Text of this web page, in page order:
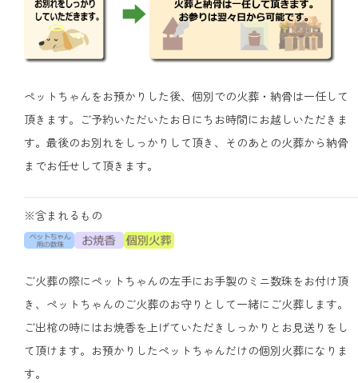
ペットちゃんをお預かりした後、個別での火葬・納骨は一任して
頂きます。ご予約いただいたお日にちお時間にお越しいただきま
す。最後のお別れをしっかりして頂き、そのあとの火葬から納骨
までお任せして頂きます。
※含まれるもの
ご火葬の際にペットちゃんの左手にお手製のミニ数珠をお付け頂
き、ペットちゃんのご火葬のお守りとして一緒にご火葬します。
ご出棺の時にはお焼香を上げていただきしっかりとお見送りをし
て頂けます。お預かりしたペットちゃんだけの個別火葬になりま
す。